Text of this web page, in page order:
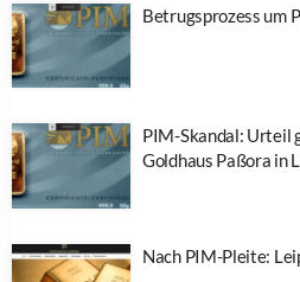
Betrugsprozess um
PIM-Skandal: Urteil
Goldhaus Paßora in
Nach PIM-Pleite: